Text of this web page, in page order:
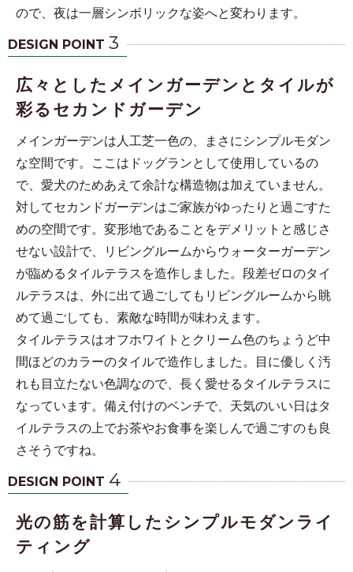
ので、夜は一層シンボリックな姿へと変わります。
DESIGN POINT 3
広々としたメインガーデンとタイルが
彩るセカンドガーデン
メインガーデンは人工芝一色の、まさにシンプルモダン
な空間です。ここはドッグランとして使用しているの
で、愛犬のためあえて余計な構造物は加えていません。
対してセカンドガーデンはご家族がゆったりと過ごすた
めの空間です。変形地であることをデメリットと感じさ
せない設計で、リビングルームからウォーターガーデン
が臨めるタイルテラスを造作しました。段差ゼロのタイ
ルテラスは、外に出て過ごしてもリビングルームから眺
めて過ごしても、素敵な時間が味わえます。
タイルテラスはオフホワイトとクリーム色のちょうど中
間ほどのカラーのタイルで造作しました。目に優しく汚
れも目立たない色調なので、長く愛せるタイルテラスに
なっています。備え付けのベンチで、天気のいい日はタ
イルテラスの上でお茶やお食事を楽しんで過ごすのも良
さそうですね。
DESIGN POINT 4
光の筋を計算したシンプルモダンライ
ティング